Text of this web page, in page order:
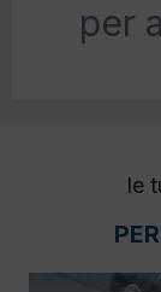
per
le